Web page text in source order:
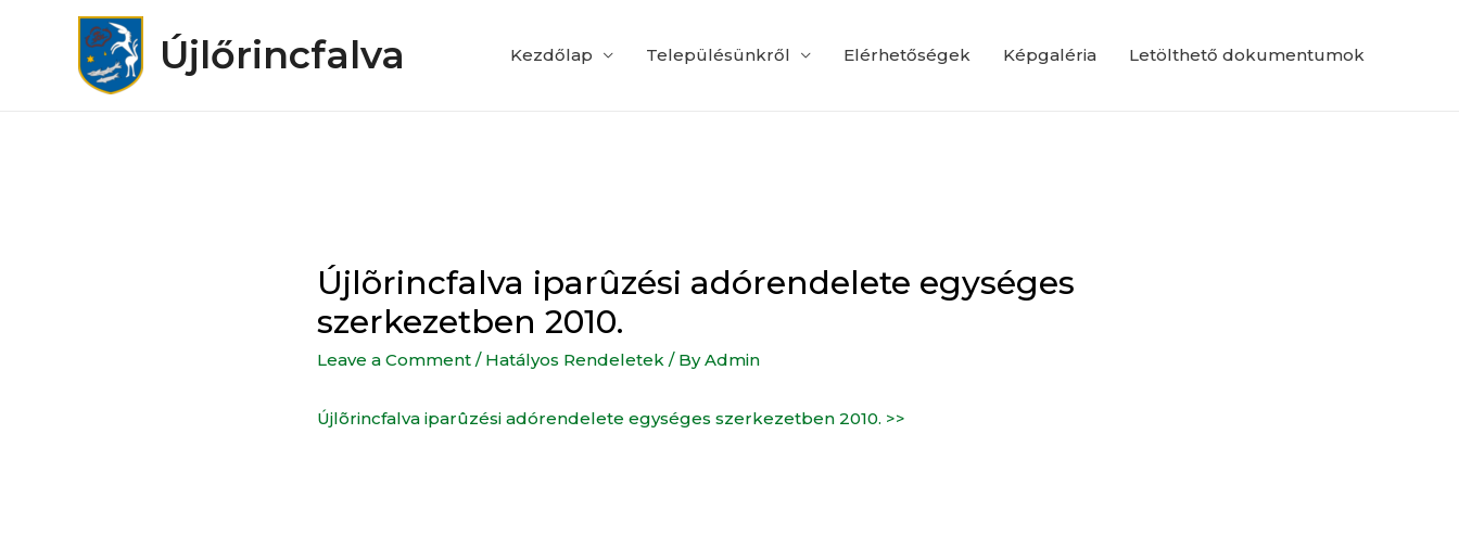
Újlőrincfalva Kezdőlap Településünkről Elérhetőségek Képgaléria Letölthető dokumentumok
Újlõrincfalva iparûzési adórendelete egységes
szerkezetben 2010.
Leave a Comment / Hatályos Rendeletek / ByAdmin
Újlõrincfalva iparûzési adórendelete egységes szerkezetben 2010. >>